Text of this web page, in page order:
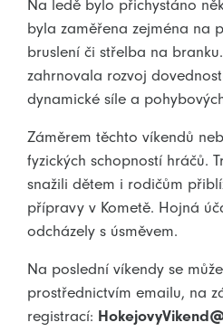
Na ledě bylo přichystáno
byla zaměřena zejména na
bruslení či střelba na
zahrnovala rozvoj
dynamické síle a
Záměrem těchto víkendů
fyzických schopností hráčů.
snažili dětem i rodičům
přípravy v Kometě. Hojná
odcházely s úsměvem.
Na poslední víkendy se
prostřednictvím emailu, na
registrací: